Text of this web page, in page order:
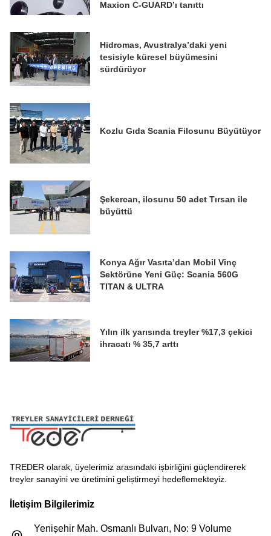
Maxion C-GUARD’ı tanıttı
Hidromas, Avustralya’daki yeni
tesisiyle küresel büyümesini
sürdürüyor
Kozlu Gıda Scania Filosunu Büyütüyor
Şekercan, ilosunu 50 adet Tırsan ile
büyüttü
Konya Ağır Vasıta’dan Mobil Vinç
Sektörüne Yeni Güç: Scania 560G
TITAN & ULTRA
Yılın ilk yarısında treyler %17,3 çekici
ihracatı % 35,7 arttı
TREDER olarak, üyelerimiz arasındaki ișbirliğini güçlendirerek
treyler sanayini ve üretimini geliștirmeyi hedeflemekteyiz.
İletişim Bilgilerimiz
Yenișehir Mah. Osmanlı Bulvarı, No: 9 Volume